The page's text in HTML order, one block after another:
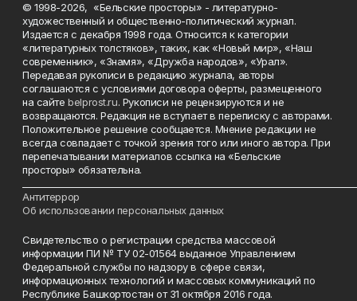
© 1998-2026, «Бельские просторы» - литературно-
художественный и общественно-политический журнал.
Издается с декабря 1998 года. Относится к категории
«литературных толстяков», таких, как «Новый мир», «Наш
современник», «Знамя», «Дружба народов», «Урал».
Передавая рукописи в редакцию журнала, авторы
соглашаются с условиями договора оферты, размещенного
на сайтеbelprost.ru. Рукописи не рецензируются и не
возвращаются. Редакция не вступает в переписку с авторами.
Положительное решение сообщается. Мнение редакции не
всегда совпадает с точкой зрения того или иного автора. При
перепечатывании материалов ссылка на «Бельские
просторы» обязательна.
Антитеррор
Об использовании персональных данных
Свидетельство о регистрации средства массовой
информации ПИ № ТУ 02-01564 выданное Управлением
Федеральной службы по надзору в сфере связи,
информационных технологий и массовых коммуникаций по
Республике Башкортостан от 31 октября 2016 года.